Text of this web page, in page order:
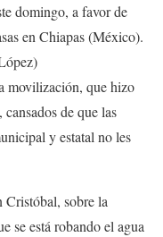
domingo, a favor de
en Chiapas (México).
movilización, que hizo
de que las
y estatal no les
Cristóbal, sobre la
se está robando el agua